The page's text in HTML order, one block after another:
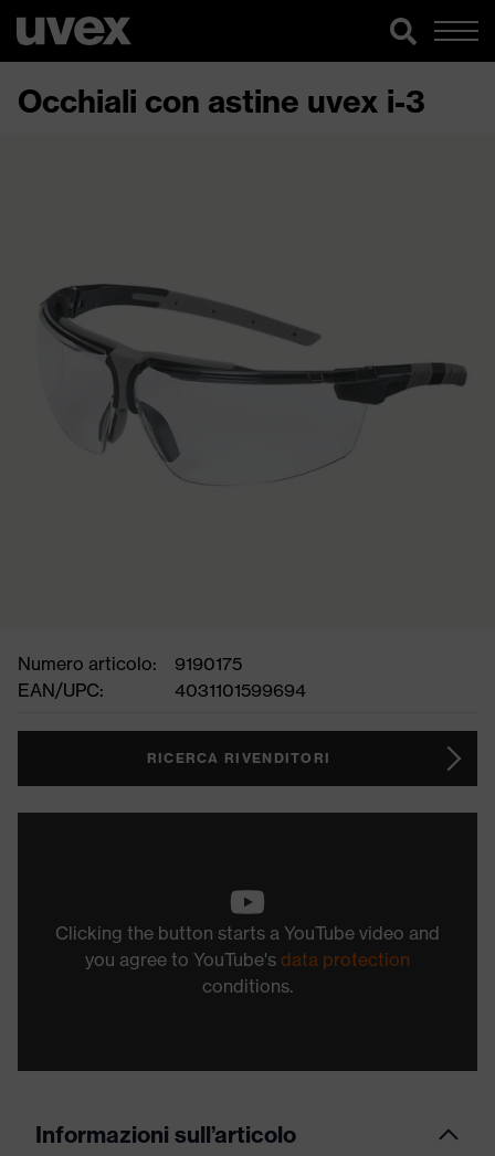
Occhiali con astine uvex i-3
Numero articolo:
9190175
EAN/UPC:
4031101599694
RICERCA RIVENDITORI
Clicking the button starts a YouTube video and
you agree to YouTube's data protection
conditions.
Informazioni sull’articolo